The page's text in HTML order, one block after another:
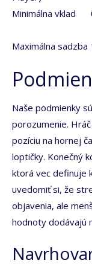
Minimálna vklad
Maximálna sadzba
Naše podmienky
porozumenie.
pozíciu na hornej
loptičky. Konečný
ktorá vec definuje
uvedomiť si, že
objavenia, ale
hodnoty dodávajú